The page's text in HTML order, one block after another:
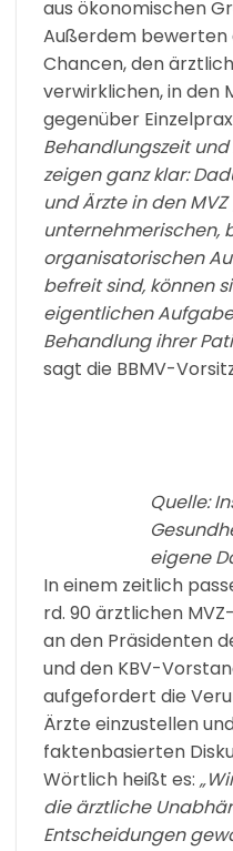
aus ökonomischen
Außerdem bewerten
Chancen, den
verwirklichen, in den
gegenüber
Behandlungszeit
zeigen ganz klar:
und Ärzte in den
unternehmerischen,
organisatorischen
befreit sind, können
eigentlichen
Behandlung ihrer
sagt die BBMV-
Quelle:
eigene
In einem zeitlich
rd. 90 ärztlichen
an den Präsidenten
und den KBV-
aufgefordert die
Ärzte einzustellen
faktenbasierten
Wörtlich heißt es:
die ärztliche
Entscheidungen